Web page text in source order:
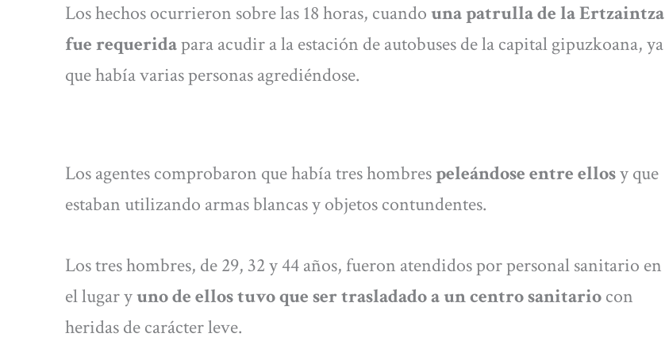
Los hechos ocurrieron sobre las 18 horas, cuando una patrulla de la Ertzaintza
fue requeridapara acudir a la estación de autobuses de la capital gipuzkoana, ya
que había varias personas agrediéndose.
Los agentes comprobaron que había tres hombrespeleándose entre ellosy que
estaban utilizando armas blancas y objetos contundentes.
Los tres hombres, de 29, 32 y 44 años, fueron atendidos por personal sanitario en
el lugar yuno de ellos tuvo que ser trasladado a un centro sanitariocon
heridas de carácter leve.